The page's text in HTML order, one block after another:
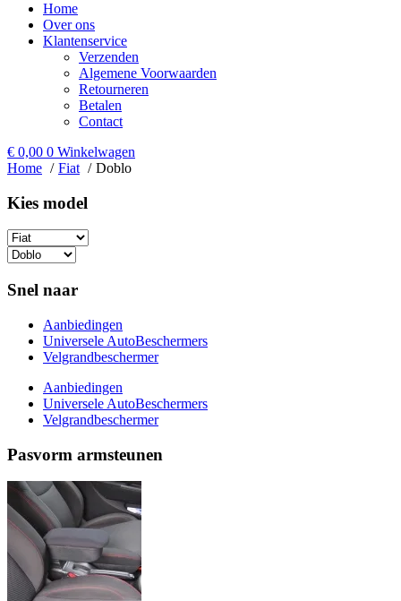
Home
Over ons
Klantenservice
Verzenden
Algemene Voorwaarden
Retourneren
Betalen
Contact
€ 0,00 0 Winkelwagen
Home
Fiat Doblo
Kies model​
Snel naar
Aanbiedingen
Universele AutoBeschermers
Velgrandbeschermer
Aanbiedingen
Universele AutoBeschermers
Velgrandbeschermer
Pasvorm armsteunen